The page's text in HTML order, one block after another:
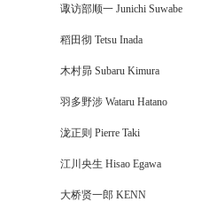
诹访部顺一 Junichi Suwabe
稻田彻 Tetsu Inada
木村昴 Subaru Kimura
羽多野涉 Wataru Hatano
泷正则 Pierre Taki
江川央生 Hisao Egawa
大桥贤一郎 KENN